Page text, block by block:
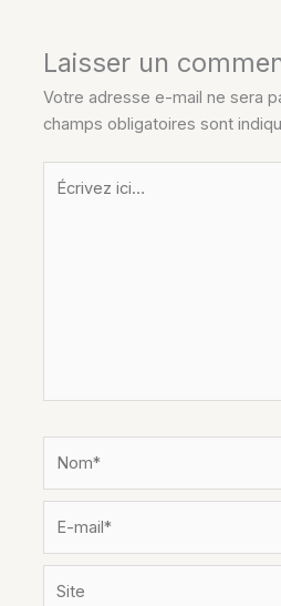
Laisser un
Votre adresse e-mail ne sera
champs obligatoires sont
Écrivez
ici…
mail*